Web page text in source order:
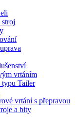
vrtáním
typu Tailer
vrtání s přepravou
a bity